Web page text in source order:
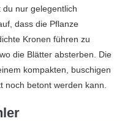
nur gelegentlich
dass die Pflanze
Kronen führen zu
die Blätter absterben. Die
kompakten, buschigen
noch betont werden kann.